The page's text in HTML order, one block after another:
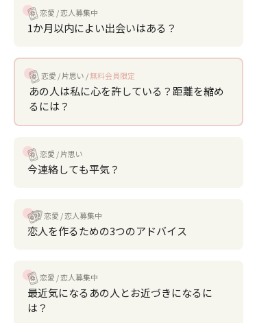
恋愛 恋人募集中
1か月以内によい出会いはある？
恋愛 片思い 無料会員限定
あの人は私に心を許している？距離を縮め
るには？
恋愛 片思い
今連絡しても平気？
恋愛 恋人募集中
恋人を作るための3つのアドバイス
恋愛 恋人募集中
最近気になるあの人とお近づきになるに
は？